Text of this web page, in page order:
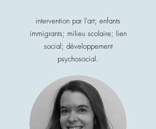
intervention par l'art; enfants
immigrants; milieu scolaire; lien
social; développement
psychosocial.